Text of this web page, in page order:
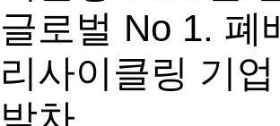
글로벌 No 1. 폐
리사이클링 기